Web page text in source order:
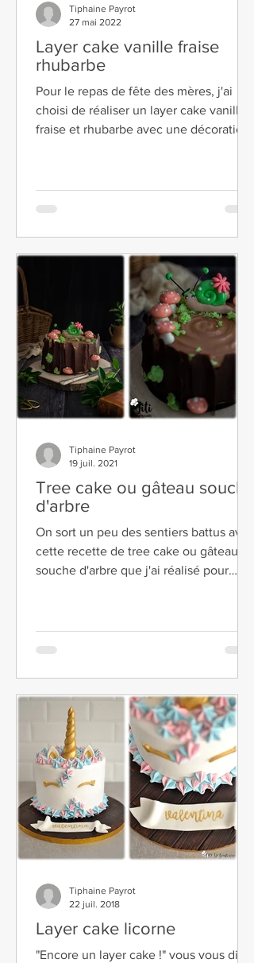
Layer cake vanille fraise
rhubarbe
Pour le repas de fête des mères, j'ai
choisi de réaliser un layer cake vanille
fraise et rhubarbe avec une décoration
Tiphaine Payrot
27 mai 2022
Tree cake ou gâteau souche
d'arbre
On sort un peu des sentiers battus avec
cette recette de tree cake ou gâteau
souche d'arbre que j'ai réalisé pour
Tiphaine Payrot
19 juil. 2021
Layer cake licorne
"Encore un layer cake !" vous vous dites
Tiphaine Payrot
22 juil. 2018